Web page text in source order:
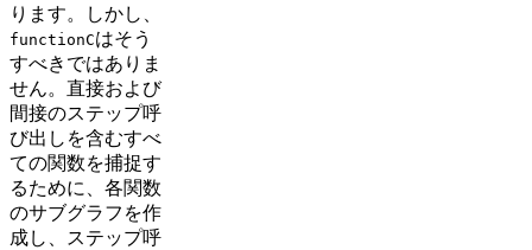
ります。しかし、
functionCはそう
すべきではありま
せん。直接および
間接のステップ呼
び出しを含むすべ
ての関数を捕捉す
るために、各関数
のサブグラフを作
成し、ステップ呼